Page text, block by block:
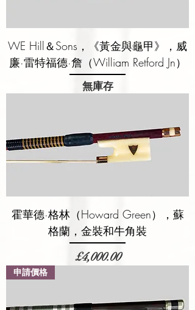
WE Hill＆Sons，《黃金與龜甲》，威
廉·雷特福德·詹（William Retford Jn）
無庫存
霍華德·格林（Howard Green），蘇
格蘭，金裝和牛角裝
價格
£4,000.00
申請價格